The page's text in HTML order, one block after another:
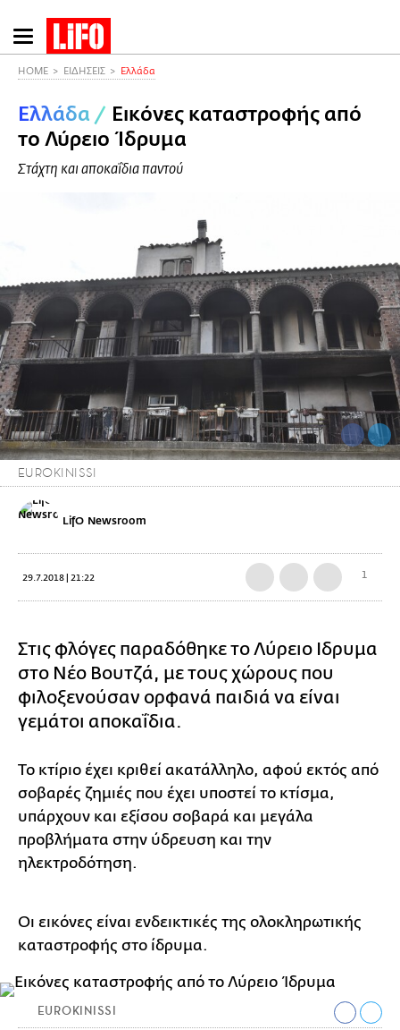
Παράκαμψη
προς
περιεχόμενο
HOME ΕΙΔΗΣΕΙΣ Ελλάδα
Ελλάδα / Εικόνες καταστροφής από
το Λύρειο Ίδρυμα
Στάχτη και αποκαΐδια παντού
EUROKINISSI
LifO Newsroom
29.7.2018 | 21:22 1
Στις φλόγες παραδόθηκε το Λύρειο Ιδρυμα
στο Νέο Βουτζά, με τους χώρους που
φιλοξενούσαν ορφανά παιδιά να είναι
γεμάτοι αποκαΐδια.
Το κτίριο έχει κριθεί ακατάλληλο, αφού εκτός από
σοβαρές ζημιές που έχει υποστεί το κτίσμα,
υπάρχουν και εξίσου σοβαρά και μεγάλα
προβλήματα στην ύδρευση και την
ηλεκτροδότηση.
Οι εικόνες είναι ενδεικτικές της ολοκληρωτικής
καταστροφής στο ίδρυμα.
EUROKINISSI